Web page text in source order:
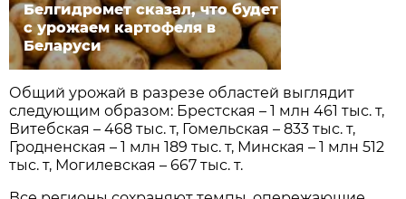
Белгидромет сказал, что будет
с урожаем картофеля в
Беларуси
Общий урожай в разрезе областей выглядит
следующим образом: Брестская – 1 млн 461 тыс. т,
Витебская – 468 тыс. т, Гомельская – 833 тыс. т,
Гродненская – 1 млн 189 тыс. т, Минская – 1 млн 512
тыс. т, Могилевская – 667 тыс. т.